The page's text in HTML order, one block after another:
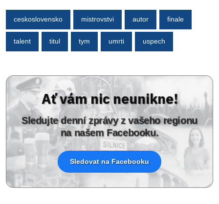
ceskoslovensko mistrovstvi autor finale
talent titul tym umrti uspech
Ať vám nic neunikne!
Sledujte denní zprávy z vašeho regionu
na našem Facebooku.
Sledovat na Facebooku